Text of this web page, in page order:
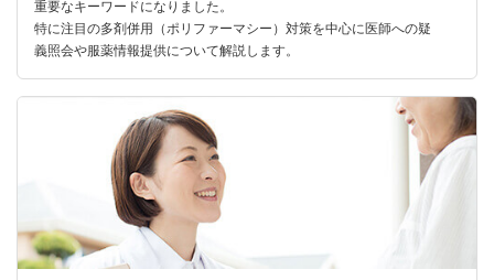
重要なキーワードになりました。
特に注目の多剤併用（ポリファーマシー）対策を中心に医師への疑
義照会や服薬情報提供について解説します。